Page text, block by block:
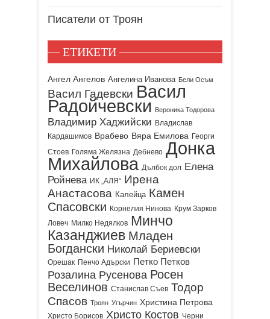
Писатели от Троян
ЕТИКЕТИ
Ангел Ангелов Ангелина Иванова Бели Осъм
Васил Гадевски Васил
Радойчевски Вероника Тодорова
Владимир Хаджийски Владислав
Кардашимов Врабево Вяра Емилова Георги
Стоев Голяма Желязна Дебнево Донка
Михайлова Дълбок дол Елена
Ройнева ИК „АЛЯ“ Ирена
Анастасова Калейца Камен
Спасовски Корнелия Нинова Крум Зарков
Ловеч Милко Недялков Минчо
Казанджиев Младен
Богдански Николай Бериевски
Орешак Пенчо Адърски Петко Петков
Розалина Русенова Росен
Веселинов Станислав Съев Тодор
Спасов Троян Угърчин Христина Петрова
Христо Борисов Христо Костов Черни